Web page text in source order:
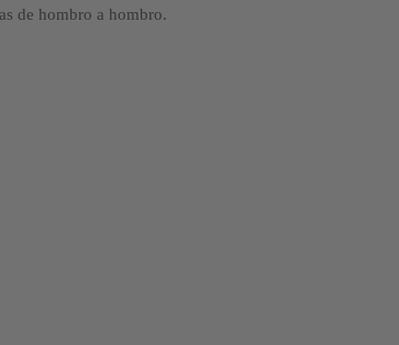
de hombro a hombro.